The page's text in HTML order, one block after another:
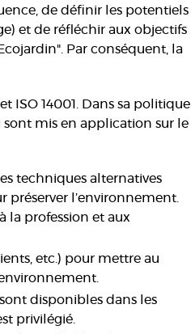
de définir les potentiels
et de réfléchir aux objectifs
Par conséquent, la
ISO 14001. Dans sa politique
sont mis en application sur le
techniques alternatives
l’environnement.
la profession et aux
etc.) pour mettre au
disponibles dans les
privilégié.